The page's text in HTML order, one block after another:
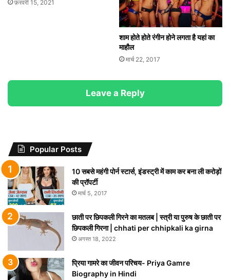
फ़रवरी 15, 2021
शाम होते होते रंगीन होने लगता है यहां का
माहौल
मार्च 22, 2017
Leave a Reply
Popular Posts
10 सबसे महंगी पोर्न स्टार्स, इंडस्ट्री में काम कर बना ली करोड़ों
की प्रॉपर्टी
मार्च 5, 2017
छाती पर छिपकली गिरने का मतलब | स्त्री या पुरुष के छाती पर
छिपकली गिरना | chhati per chhipkali ka girna
अगस्त 18, 2022
प्रिया गामरे का जीवन परिचय- Priya Gamre
Biography in Hindi